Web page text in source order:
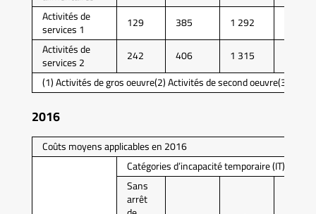
Activités de
services 1 129 385 1 292
Activités de
services 2 242 406 1 315
(1) Activités de gros oeuvre(2) Activités de second oeuvre(3)
2016
Coûts moyens applicables en 2016
Catégories d’incapacité temporaire (IT)
Sans
arrêt